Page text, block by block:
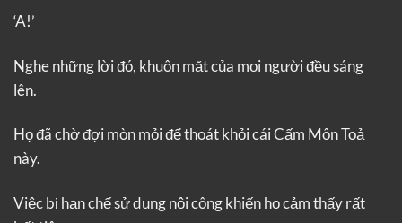
‘A!’
Nghe những lời đó, khuôn mặt của mọi người đều sáng
lên.
Họ đã chờ đợi mòn mỏi để thoát khỏi cái Cấm Môn Toả
này.
Việc bị hạn chế sử dụng nội công khiến họ cảm thấy rất